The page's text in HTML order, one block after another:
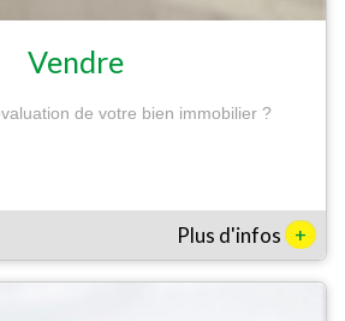
Vendre
de votre bien immobilier ?
Plus d'infos +